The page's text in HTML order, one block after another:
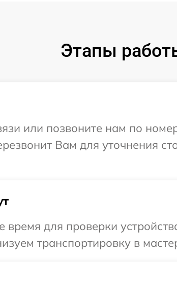
Этапы
или позвоните нам по
Вам для уточнения
для проверки
транспортировку в